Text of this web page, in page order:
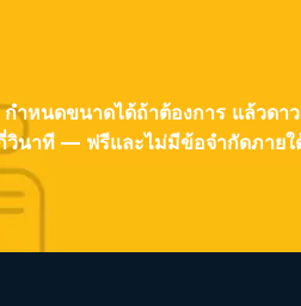
กำหนดขนาดได้ถ้าต้องการ แล้วดา
นาที — ฟรีและไม่มีข้อจำกัดภายใ